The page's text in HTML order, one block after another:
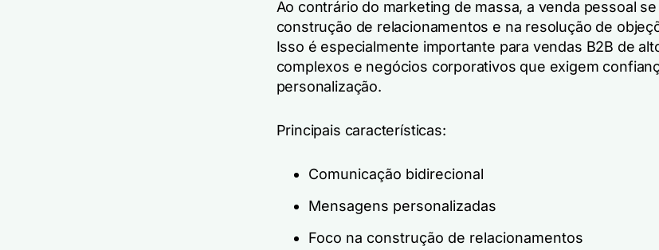
Ao contrário do marketing de massa, a venda pessoal
construção de relacionamentos e na resolução de
Isso é especialmente importante para vendas B2B de
complexos e negócios corporativos que exigem
personalização.
Principais características:
Comunicação bidirecional
Mensagens personalizadas
Foco na construção de relacionamentos